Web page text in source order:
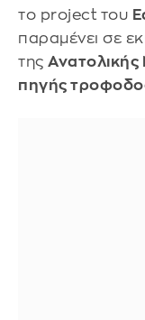
το project του
παραμένει σε
της Ανατολικής
πηγής